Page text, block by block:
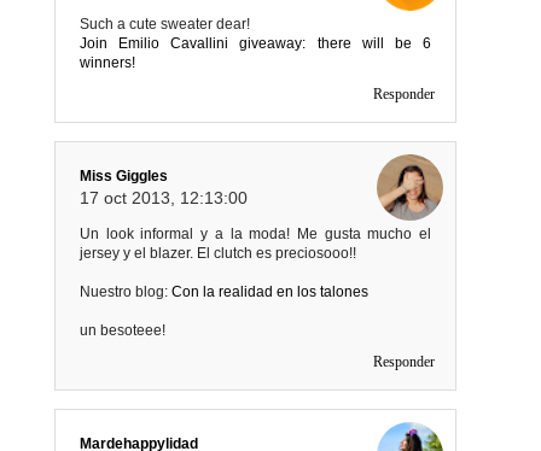
Such a cute sweater dear!
Join Emilio Cavallini giveaway: there will be 6
winners!
Responder
Miss Giggles
17 oct 2013, 12:13:00
Un look informal y a la moda! Me gusta mucho el
jersey y el blazer. El clutch es preciosooo!!
Nuestro blog: Con la realidad en los talones
un besoteee!
Responder
Mardehappylidad